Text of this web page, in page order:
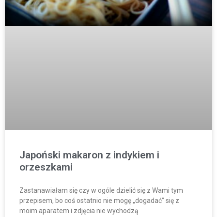
Japoński makaron z indykiem i
orzeszkami
Zastanawiałam się czy w ogóle dzielić się z Wami tym
przepisem, bo coś ostatnio nie mogę „dogadać” się z
moim aparatem i zdjęcia nie wychodzą